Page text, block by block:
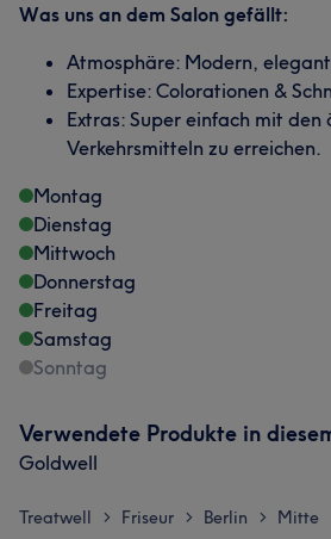
Was uns an dem Salon gefällt:
Atmosphäre: Modern,
Expertise: Colorationen &
Extras: Super einfach mit den
Verkehrsmitteln zu erreichen.
Montag
Dienstag
Mittwoch
Donnerstag
Freitag
Samstag
Sonntag
Verwendete Produkte in
Goldwell
Treatwell > Friseur > Berlin > Mitte